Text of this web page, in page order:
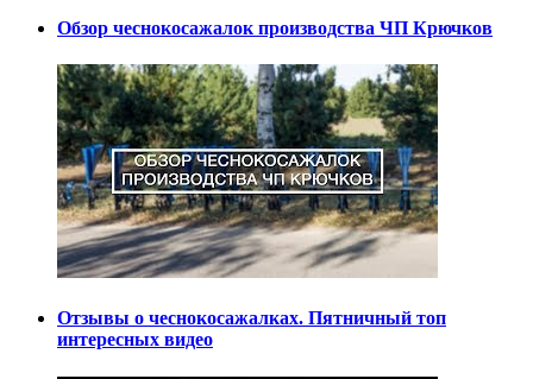
Обзор чеснокосажалок производства ЧП Крючков
Отзывы о чеснокосажалках. Пятничный топ
интересных видео